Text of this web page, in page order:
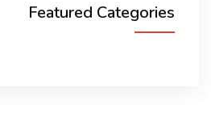
Featured Categories